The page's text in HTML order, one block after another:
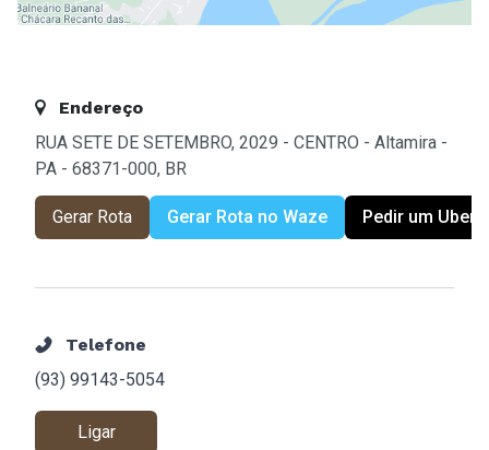
Endereço
RUA SETE DE SETEMBRO, 2029 - CENTRO - Altamira -
PA - 68371-000, BR
Gerar Rota Gerar Rota no Waze Pedir um Uber
Telefone
(93) 99143-5054
Ligar